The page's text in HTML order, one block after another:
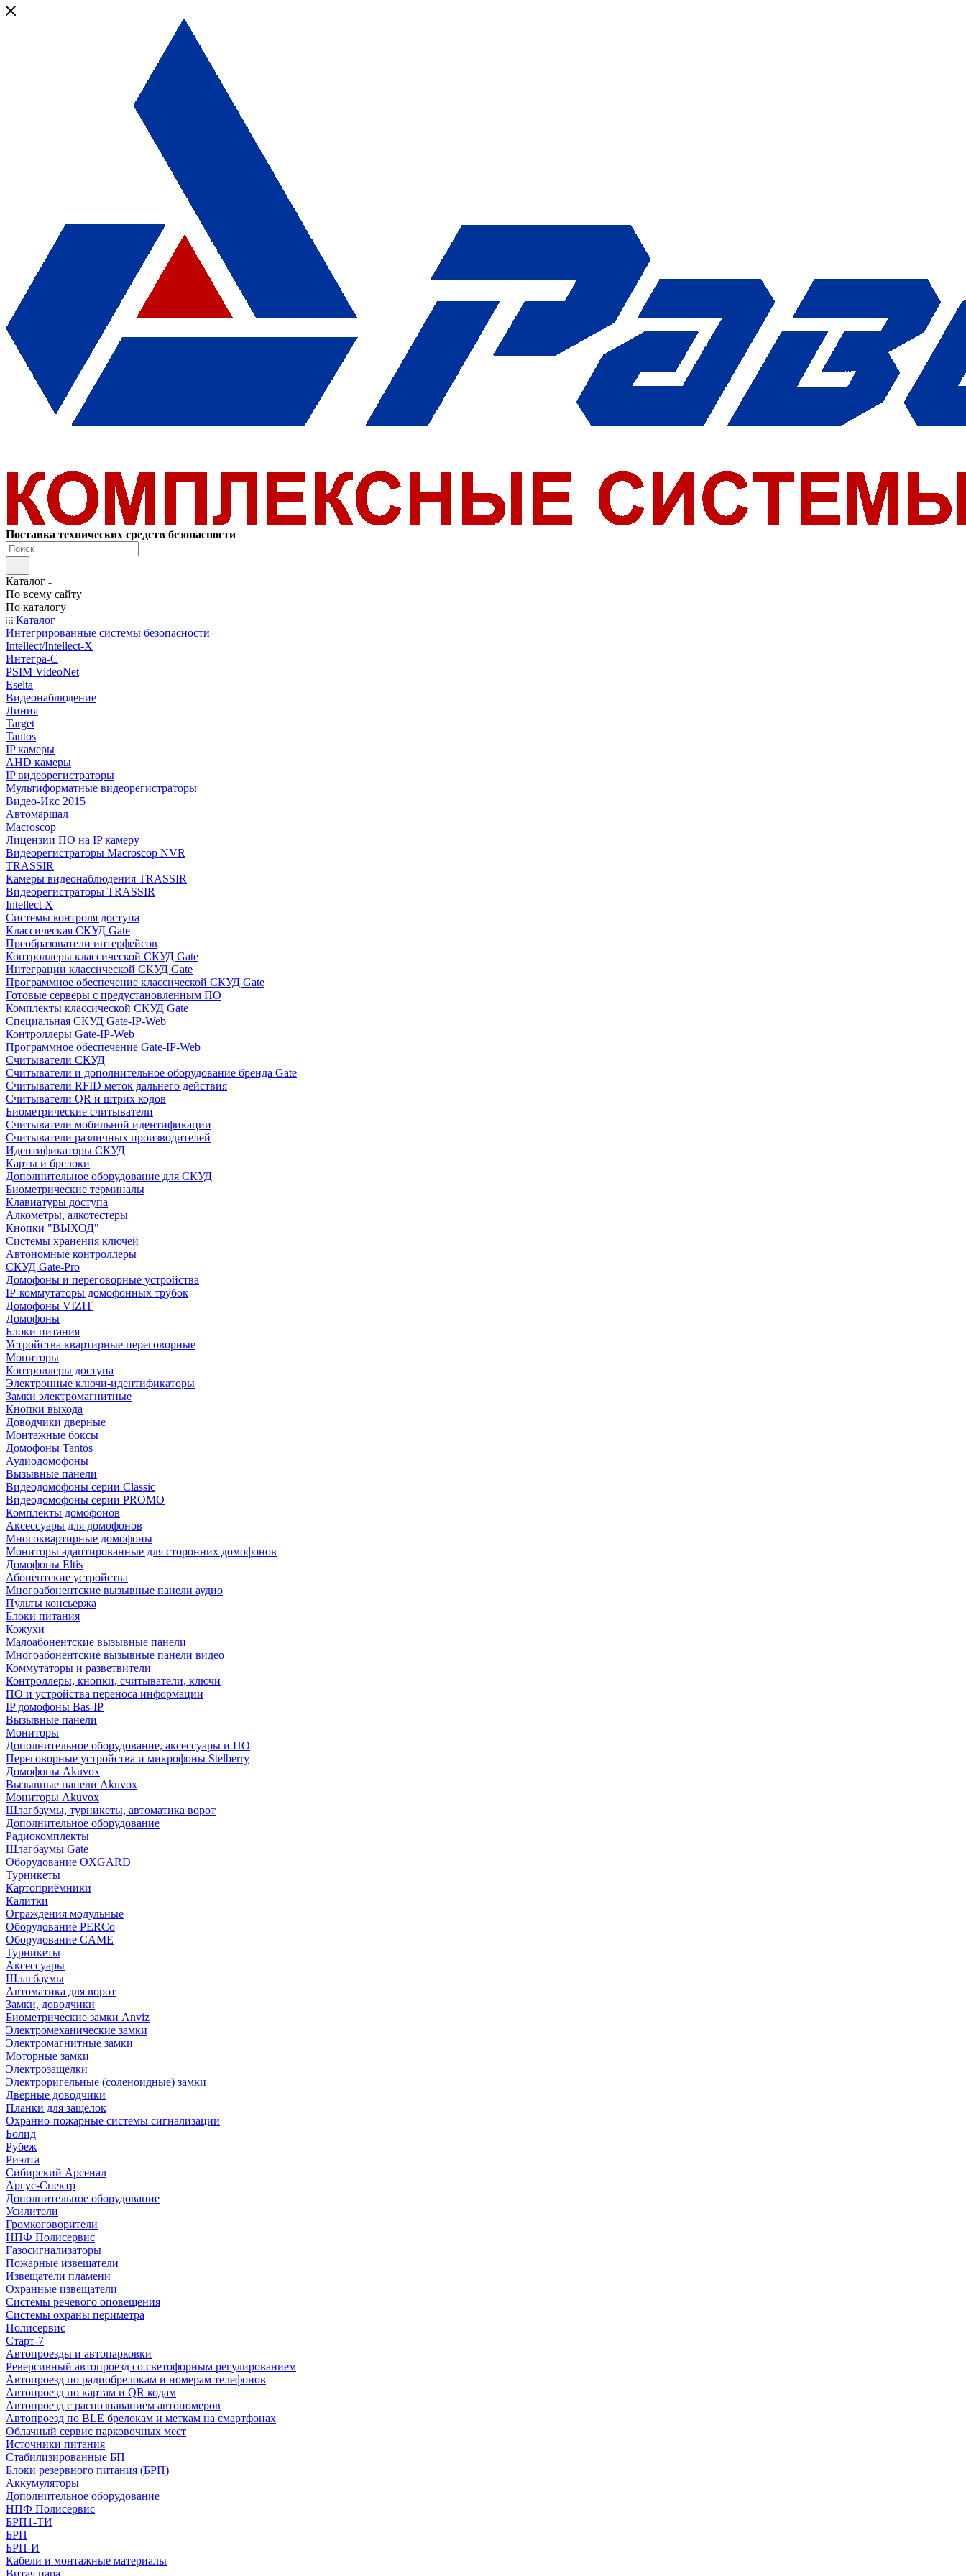
Поставка технических средств безопасности
Каталог
По всему сайту
По каталогу
Каталог
Интегрированные системы безопасности
Intellect/Intellect-X
Интегра-С
PSIM VideoNet
Eselta
Видеонаблюдение
Линия
Target
Tantos
IP камеры
AHD камеры
IP видеорегистраторы
Мультиформатные видеорегистраторы
Видео-Икс 2015
Автомаршал
Macroscop
Лицензии ПО на IP камеру
Видеорегистраторы Macroscop NVR
TRASSIR
Камеры видеонаблюдения TRASSIR
Видеорегистраторы TRASSIR
Intellect X
Системы контроля доступа
Классическая СКУД Gate
Преобразователи интерфейсов
Контроллеры классической СКУД Gate
Интеграции классической СКУД Gate
Программное обеспечение классической СКУД Gate
Готовые серверы с предустановленным ПО
Комплекты классической СКУД Gate
Специальная СКУД Gate-IP-Web
Контроллеры Gate-IP-Web
Программное обеспечение Gate-IP-Web
Считыватели СКУД
Считыватели и дополнительное оборудование бренда Gate
Считыватели RFID меток дальнего действия
Считыватели QR и штрих кодов
Биометрические считыватели
Считыватели мобильной идентификации
Считыватели различных производителей
Идентификаторы СКУД
Карты и брелоки
Дополнительное оборудование для СКУД
Биометрические терминалы
Клавиатуры доступа
Алкометры, алкотестеры
Кнопки "ВЫХОД"
Системы хранения ключей
Автономные контроллеры
СКУД Gate-Pro
Домофоны и переговорные устройства
IP-коммутаторы домофонных трубок
Домофоны VIZIT
Домофоны
Блоки питания
Устройства квартирные переговорные
Мониторы
Контроллеры доступа
Электронные ключи-идентификаторы
Замки электромагнитные
Кнопки выхода
Доводчики дверные
Монтажные боксы
Домофоны Tantos
Аудиодомофоны
Вызывные панели
Видеодомофоны серии Classic
Видеодомофоны серии PROMO
Комплекты домофонов
Аксессуары для домофонов
Многоквартирные домофоны
Мониторы адаптированные для сторонних домофонов
Домофоны Eltis
Абонентские устройства
Многоабонентские вызывные панели аудио
Пульты консьержа
Блоки питания
Кожухи
Малоабонентские вызывные панели
Многоабонентские вызывные панели видео
Коммутаторы и разветвители
Контроллеры, кнопки, считыватели, ключи
ПО и устройства переноса информации
IP домофоны Bas-IP
Вызывные панели
Мониторы
Дополнительное оборудование, аксессуары и ПО
Переговорные устройства и микрофоны Stelberry
Домофоны Akuvox
Вызывные панели Akuvox
Мониторы Akuvox
Шлагбаумы, турникеты, автоматика ворот
Дополнительное оборудование
Радиокомплекты
Шлагбаумы Gate
Оборудование OXGARD
Турникеты
Картоприёмники
Калитки
Ограждения модульные
Оборудование PERCo
Оборудование CAME
Турникеты
Аксессуары
Шлагбаумы
Автоматика для ворот
Замки, доводчики
Биометрические замки Anviz
Электромеханические замки
Электромагнитные замки
Моторные замки
Электрозащелки
Электроригельные (cоленоидные) замки
Дверные доводчики
Планки для защелок
Охранно-пожарные системы сигнализации
Болид
Рубеж
Риэлта
Сибирский Арсенал
Аргус-Спектр
Дополнительное оборудование
Усилители
Громкоговорители
НПФ Полисервис
Газосигнализаторы
Пожарные извещатели
Извещатели пламени
Охранные извещатели
Системы речевого оповещения
Системы охраны периметра
Полисервис
Старт-7
Автопроезды и автопарковки
Реверсивный автопроезд со светофорным регулированием
Автопроезд по радиобрелокам и номерам телефонов
Автопроезд по картам и QR кодам
Автопроезд с распознаванием автономеров
Автопроезд по BLE брелокам и меткам на смартфонах
Облачный сервис парковочных мест
Источники питания
Стабилизированные БП
Блоки резервного питания (БРП)
Аккумуляторы
Дополнительное оборудование
НПФ Полисервис
БРП1-ТИ
БРП
БРП-И
Кабели и монтажные материалы
Витая пара